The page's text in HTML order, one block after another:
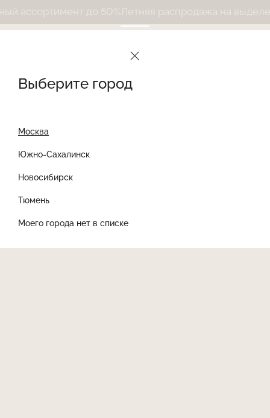
Выберите город
Москва
Южно-Сахалинск
Новосибирск
Тюмень
Моего города нет в списке
до 50%Летняя распродажа на